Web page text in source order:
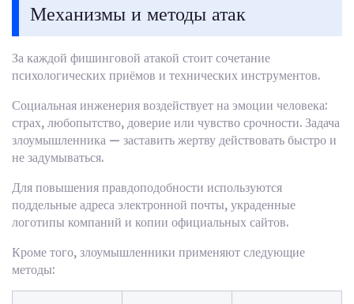
Механизмы и методы атак
За каждой фишинговой атакой стоит сочетание
психологических приёмов и технических инструментов.
Социальная инженерия воздействует на эмоции человека:
страх, любопытство, доверие или чувство срочности. Задача
злоумышленника — заставить жертву действовать быстро и
не задумываться.
Для повышения правдоподобности используются
поддельные адреса электронной почты, украденные
логотипы компаний и копии официальных сайтов.
Кроме того, злоумышленники применяют следующие
методы: